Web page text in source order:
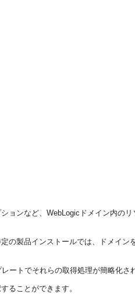
ョンなど、WebLogicドメイン内の
の製品インストールでは、ドメイン
ートでそれらの取得処理が簡略化さ
ることができます。